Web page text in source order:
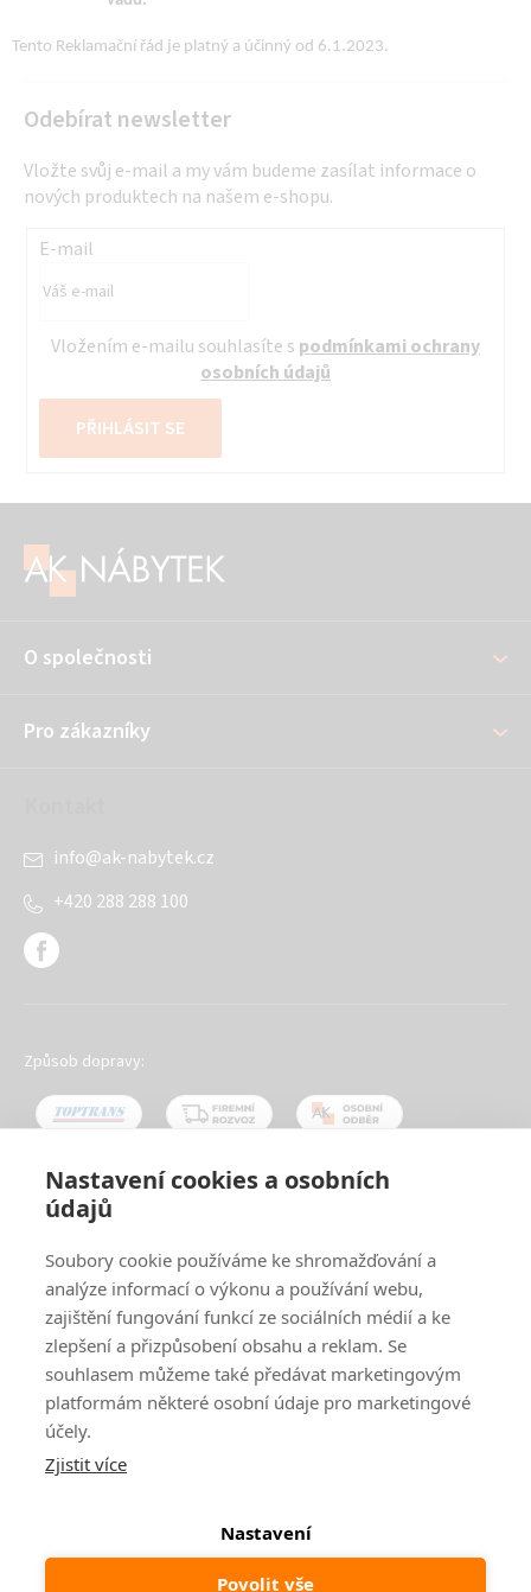
Nastavení cookies a osobních
údajů
Soubory cookie používáme ke shromažďování a
analýze informací o výkonu a používání webu,
zajištění fungování funkcí ze sociálních médií a ke
zlepšení a přizpůsobení obsahu a reklam. Se
souhlasem můžeme také předávat marketingovým
platformám některé osobní údaje pro marketingové
účely.
Zjistit více
Nastavení
Povolit vše
Tento Reklamační řád je platný a účinný od 6.1.2023.
Odebírat newsletter
Vložte svůj e-mail a my vám budeme zasílat informace o
nových produktech na našem e-shopu.
E-mail
Vložením e-mailu souhlasíte s podmínkami ochrany
osobních údajů
PŘIHLÁSIT SE
O společnosti
Pro zákazníky
info@ak-nabytek.cz
+420 288 288 100
Způsob dopravy:
Shoptet |mime digital